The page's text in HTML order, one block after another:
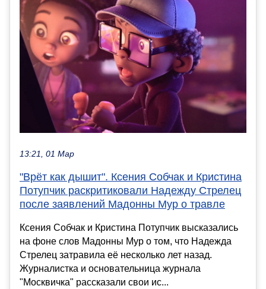
13:21, 01 Мар
"Врёт как дышит". Ксения Собчак и Кристина
Потупчик раскритиковали Надежду Стрелец
после заявлений Мадонны Мур о травле
Ксения Собчак и Кристина Потупчик высказались
на фоне слов Мадонны Мур о том, что Надежда
Стрелец затравила её несколько лет назад.
Журналистка и основательница журнала
"Москвичка" рассказали свои ис...